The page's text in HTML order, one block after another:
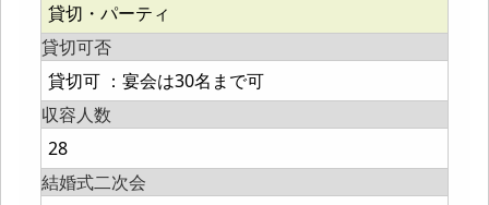
貸切・パーティ
貸切可否
貸切可 ：宴会は30名まで可
収容人数
28
結婚式二次会